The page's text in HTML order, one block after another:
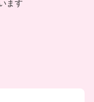
ます